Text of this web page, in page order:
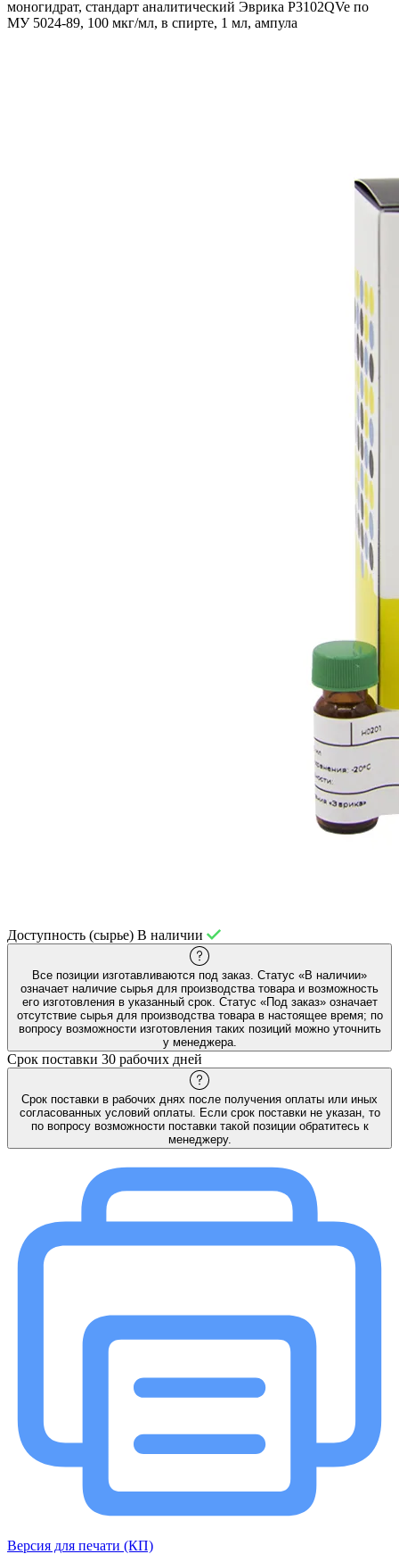
моногидрат, стандарт аналитический Эврика P3102QVe по
МУ 5024-89, 100 мкг/мл, в спирте, 1 мл, ампула
Доступность (сырье) В наличии
Все позиции изготавливаются под заказ. Статус «В наличии»
означает наличие сырья для производства товара и возможность
его изготовления в указанный срок. Статус «Под заказ» означает
отсутствие сырья для производства товара в настоящее время; по
вопросу возможности изготовления таких позиций можно уточнить
у менеджера.
Срок поставки 30 рабочих дней
Срок поставки в рабочих днях после получения оплаты или иных
согласованных условий оплаты. Если срок поставки не указан, то
по вопросу возможности поставки такой позиции обратитесь к
менеджеру.
Версия для печати (КП)